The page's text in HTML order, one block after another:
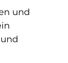
und